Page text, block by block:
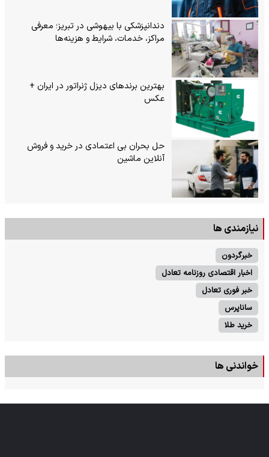
دندانپزشکی با بیهوشی در تبریز؛ معرفی
مراکز، خدمات، شرایط و هزینه‌ها
بهترین برندهای دیزل ژنراتور در ایران +
عکس
حل بحران بی‌ اعتمادی در خرید و فروش
آنلاین ماشین
نیازمندی ها
خبرگردون
اخبار اقتصادی روزنامه تعادل
خبر فوری تعادل
ساناپرس
خرید طلا
خواندنی ها